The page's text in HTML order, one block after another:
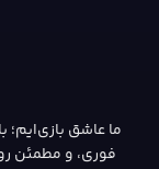
ما عاشق
فوری، و مطمئن